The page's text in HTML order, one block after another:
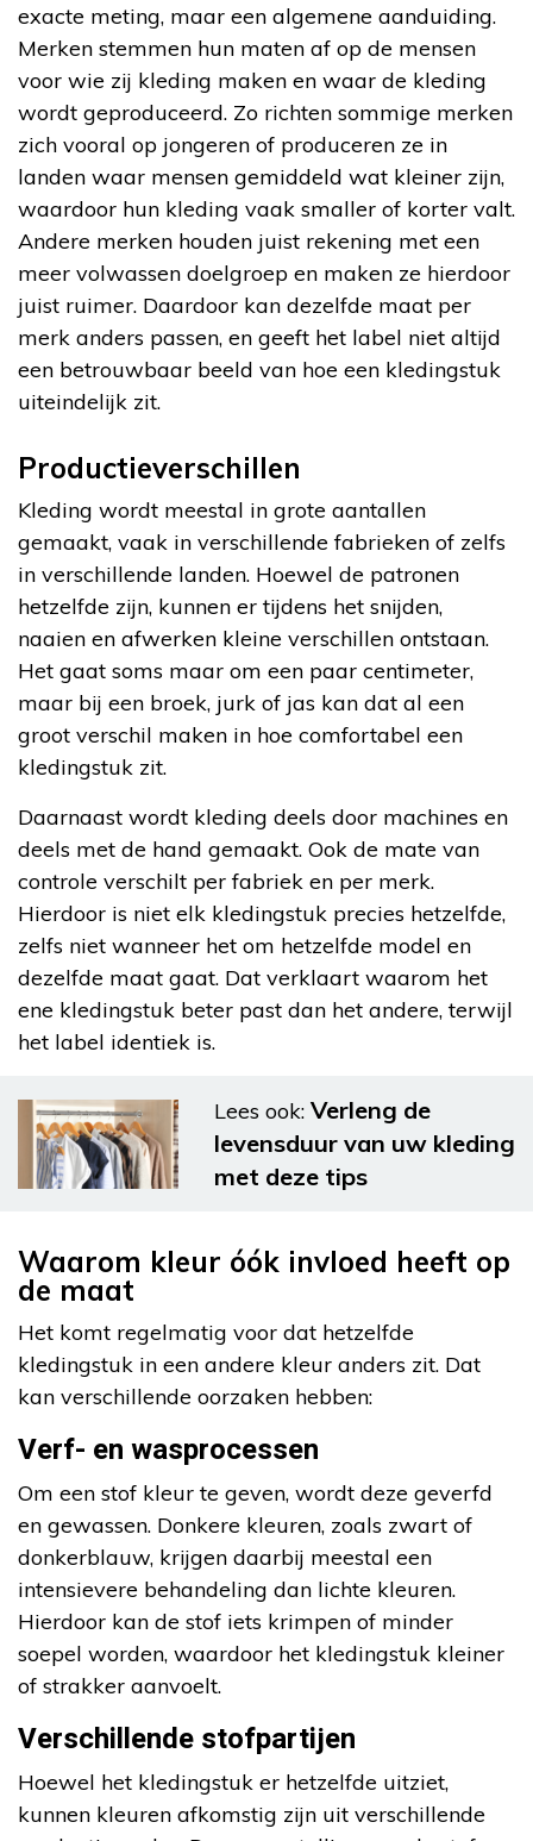
exacte meting, maar een algemene aanduiding.
Merken stemmen hun maten af op de mensen
voor wie zij kleding maken en waar de kleding
wordt geproduceerd. Zo richten sommige merken
zich vooral op jongeren of produceren ze in
landen waar mensen gemiddeld wat kleiner zijn,
waardoor hun kleding vaak smaller of korter valt.
Andere merken houden juist rekening met een
meer volwassen doelgroep en maken ze hierdoor
juist ruimer. Daardoor kan dezelfde maat per
merk anders passen, en geeft het label niet altijd
een betrouwbaar beeld van hoe een kledingstuk
uiteindelijk zit.
Productieverschillen
Kleding wordt meestal in grote aantallen
gemaakt, vaak in verschillende fabrieken of zelfs
in verschillende landen. Hoewel de patronen
hetzelfde zijn, kunnen er tijdens het snijden,
naaien en afwerken kleine verschillen ontstaan.
Het gaat soms maar om een paar centimeter,
maar bij een broek, jurk of jas kan dat al een
groot verschil maken in hoe comfortabel een
kledingstuk zit.
Daarnaast wordt kleding deels door machines en
deels met de hand gemaakt. Ook de mate van
controle verschilt per fabriek en per merk.
Hierdoor is niet elk kledingstuk precies hetzelfde,
zelfs niet wanneer het om hetzelfde model en
dezelfde maat gaat. Dat verklaart waarom het
ene kledingstuk beter past dan het andere, terwijl
het label identiek is.
Lees ook: Verleng de
levensduur van uw kleding
met deze tips
Waarom kleur óók invloed heeft op
de maat
Het komt regelmatig voor dat hetzelfde
kledingstuk in een andere kleur anders zit. Dat
kan verschillende oorzaken hebben:
Verf- en wasprocessen
Om een stof kleur te geven, wordt deze geverfd
en gewassen. Donkere kleuren, zoals zwart of
donkerblauw, krijgen daarbij meestal een
intensievere behandeling dan lichte kleuren.
Hierdoor kan de stof iets krimpen of minder
soepel worden, waardoor het kledingstuk kleiner
of strakker aanvoelt.
Verschillende stofpartijen
Hoewel het kledingstuk er hetzelfde uitziet,
kunnen kleuren afkomstig zijn uit verschillende